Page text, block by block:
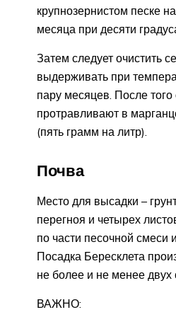
крупнозернистом песке
месяца при десяти
Затем следует очистить
выдерживать при
пару месяцев. После
протравливают в
(пять грамм на литр).
Почва
Место для высадки –
перегноя и четырех
по части песочной смеси
Посадка Бересклета
не более и не менее двух
ВАЖНО: